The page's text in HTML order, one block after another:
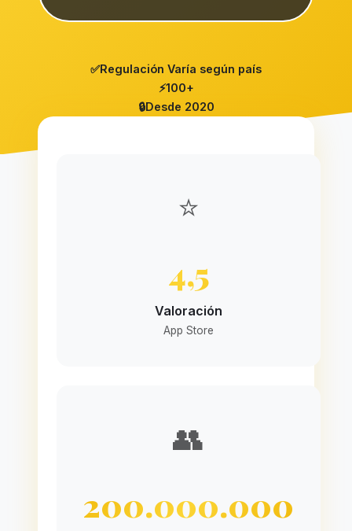
✅Regulación Varía según país
⚡100+
🔒Desde 2020
⭐
4,5
Valoración
App Store
👥
200.000.000